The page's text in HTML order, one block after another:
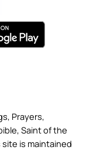
Prayers,
Saint of the
is maintained